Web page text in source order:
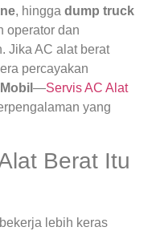
, hingga dump truck
operator dan
Jika AC alat berat
percayakan
—Servis AC Alat
yang
Berat Itu
lebih keras